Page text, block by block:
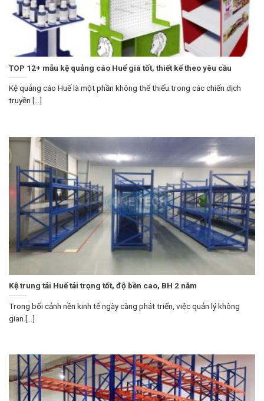
TOP 12+ mẫu kệ quảng cáo Huế giá tốt, thiết kế theo yêu cầu
Kệ quảng cáo Huế là một phần không thể thiếu trong các chiến dịch
truyền [...]
Kệ trung tải Huế tải trọng tốt, độ bền cao, BH 2 năm
Trong bối cảnh nền kinh tế ngày càng phát triển, việc quản lý không
gian [...]